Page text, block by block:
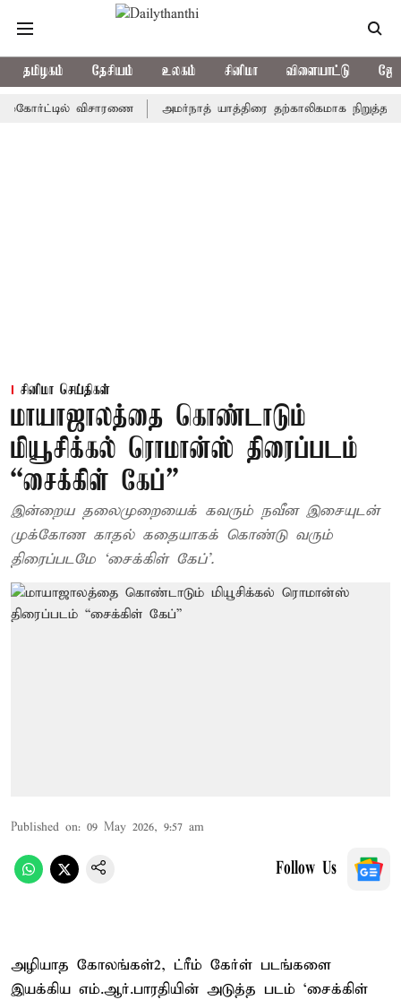
தமிழகம் தேசியம் உலகம் சினிமா விளையாட்டு
விசாரணை அமர்நாத் யாத்திரை தற்காலிகமாக நிறுத்தம்
சினிமா செய்திகள்
மாயாஜாலத்தை கொண்டாடும்
மியூசிக்கல் ரொமான்ஸ் திரைப்படம்
“சைக்கிள் கேப்”
இன்றைய தலைமுறையைக் கவரும் நவீன இசையுடன்
முக்கோண காதல் கதையாகக் கொண்டு வரும்
திரைப்படமே ‘சைக்கிள் கேப்’.
Published on: 09 May 2026, 9:57 am
Follow Us
அழியாத கோலங்கள்2, ட்ரீம் கேர்ள் படங்களை
இயக்கிய எம்.ஆர்.பாரதியின் அடுத்த படம் ‘சைக்கிள்